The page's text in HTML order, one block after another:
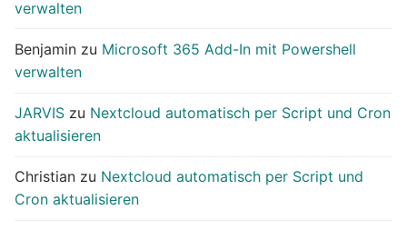
verwalten
Benjamin zu Microsoft 365 Add-In mit Powershell
verwalten
JARVIS zu Nextcloud automatisch per Script und Cron
aktualisieren
Christian zu Nextcloud automatisch per Script und
Cron aktualisieren